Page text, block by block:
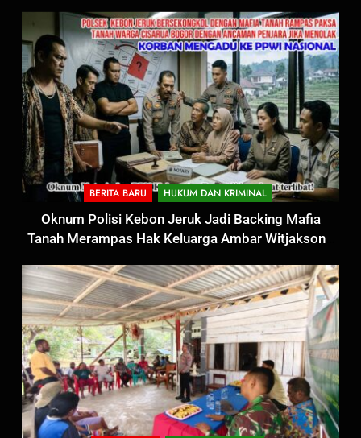
BERITA BARU HUKUM DAN KRIMINAL
Oknum Polisi Kebon Jeruk Jadi Backing Mafia
Tanah Merampas Hak Keluarga Ambar Witjaksono